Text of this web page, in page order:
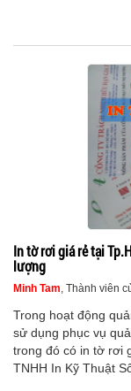
In tờ rơi giá rẻ tại
lượng
Minh Tam , Thành viên
Trong hoạt động
sử dụng phục vụ
trong đó có in tờ rơi
TNHH In Kỹ Thuật